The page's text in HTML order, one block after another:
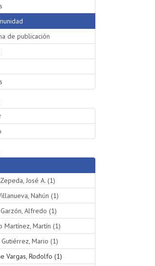
de publicación
José A. (1)
Nahún (1)
Alfredo (1)
Martínez, Martín (1)
Mario (1)
Vargas, Rodolfo (1)